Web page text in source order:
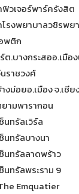
วเจอร์พาร์ครังสิต
รงพยาบาลวชิรพย
พติก
ต.บางกระสออ.เมื
ราชวงศ์
งม่อยอ.เมือง จ.เชี
ามพารากอน
นทรัลเวิร์ล
นทรัลบางนา
นทรัลลาดพร้าว
นทรัลพระราม 9
Emquatier